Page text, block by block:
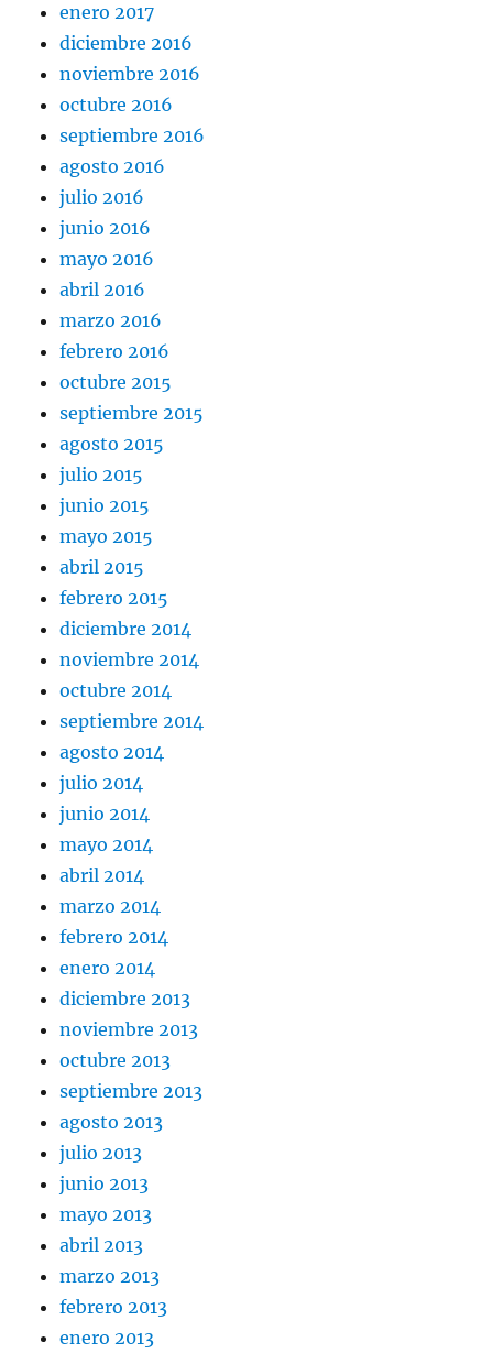
enero 2017
diciembre 2016
noviembre 2016
octubre 2016
septiembre 2016
agosto 2016
julio 2016
junio 2016
mayo 2016
abril 2016
marzo 2016
febrero 2016
octubre 2015
septiembre 2015
agosto 2015
julio 2015
junio 2015
mayo 2015
abril 2015
febrero 2015
diciembre 2014
noviembre 2014
octubre 2014
septiembre 2014
agosto 2014
julio 2014
junio 2014
mayo 2014
abril 2014
marzo 2014
febrero 2014
enero 2014
diciembre 2013
noviembre 2013
octubre 2013
septiembre 2013
agosto 2013
julio 2013
junio 2013
mayo 2013
abril 2013
marzo 2013
febrero 2013
enero 2013